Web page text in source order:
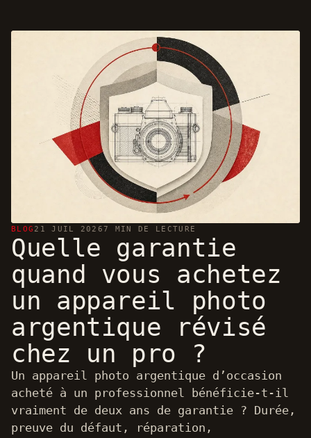
BLOG 21 JUIL 20267 MIN DE LECTURE
Quelle garantie
quand vous achetez
un appareil photo
argentique révisé
chez un pro ?
Un appareil photo argentique d’occasion
acheté à un professionnel bénéficie-t-il
vraiment de deux ans de garantie ? Durée,
preuve du défaut, réparation,